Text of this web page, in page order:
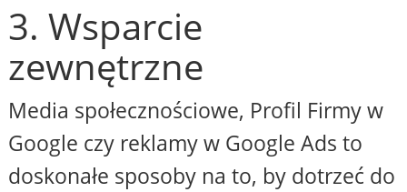
3. Wsparcie
zewnętrzne
Media społecznościowe, Profil Firmy w
Google czy reklamy w Google Ads to
doskonałe sposoby na to, by dotrzeć do